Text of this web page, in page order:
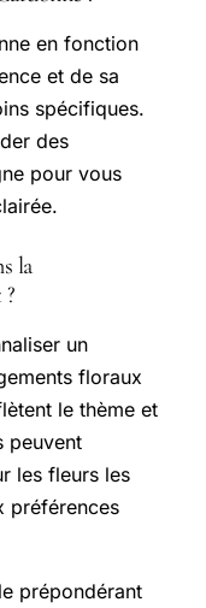
en fonction
et de sa
spécifiques.
des
pour vous
la
un
floraux
le thème et
peuvent
les fleurs les
préférences
prépondérant